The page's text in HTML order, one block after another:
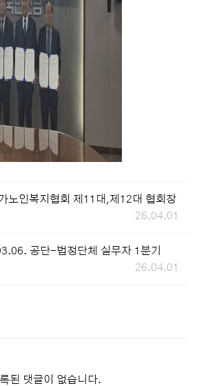
노인복지협회 제11대,제12대 협회장
26.04.01
공단-법정단체 실무자 1분기
26.04.01
된 댓글이 없습니다.